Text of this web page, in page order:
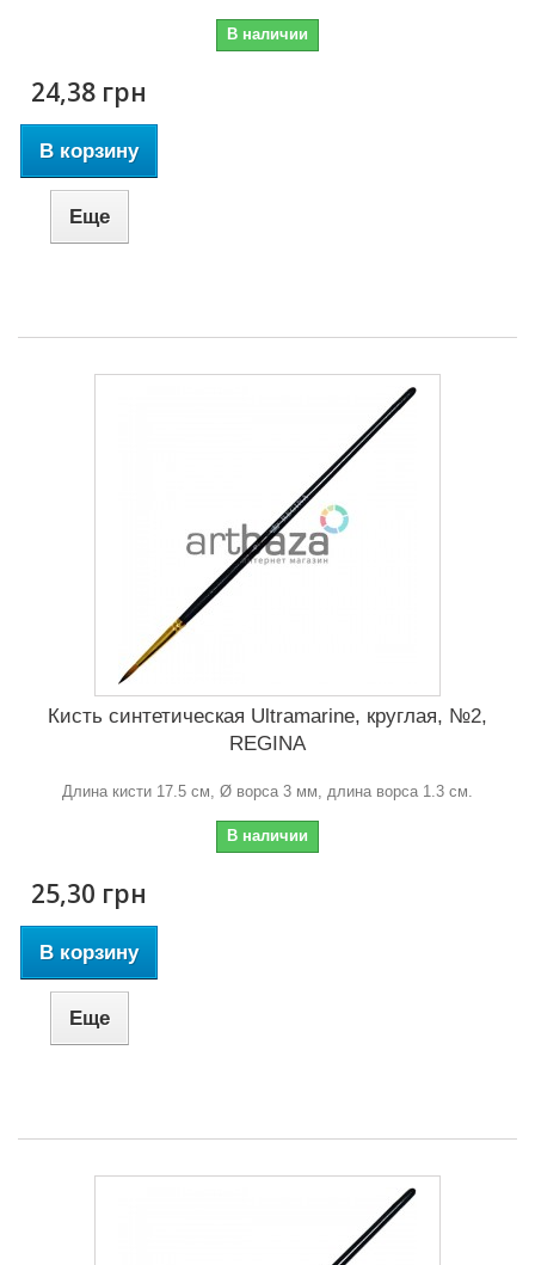
В наличии
24,38 грн
В корзину
Еще
Кисть синтетическая Ultramarine, круглая, №2,
REGINA
Длина кисти 17.5 см, Ø ворса 3 мм, длина ворса 1.3 см.
В наличии
25,30 грн
В корзину
Еще